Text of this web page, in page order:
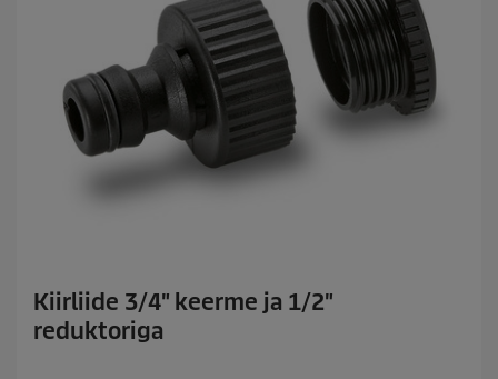
Kiirliide 3/4" keerme ja 1/2"
reduktoriga